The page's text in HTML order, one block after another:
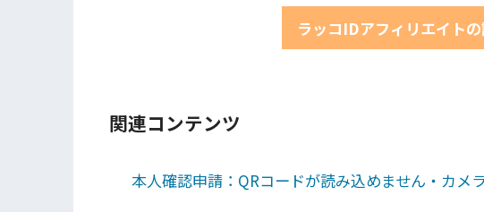
ラッコIDアフィリエイト
関連コンテンツ
本人確認申請：QRコードが読み込めません・カメ